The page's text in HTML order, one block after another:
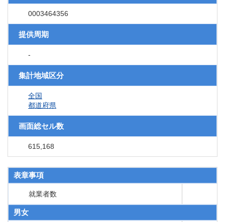
0003464356
提供周期
-
集計地域区分
全国
都道府県
画面総セル数
615,168
表章事項
就業者数
男女